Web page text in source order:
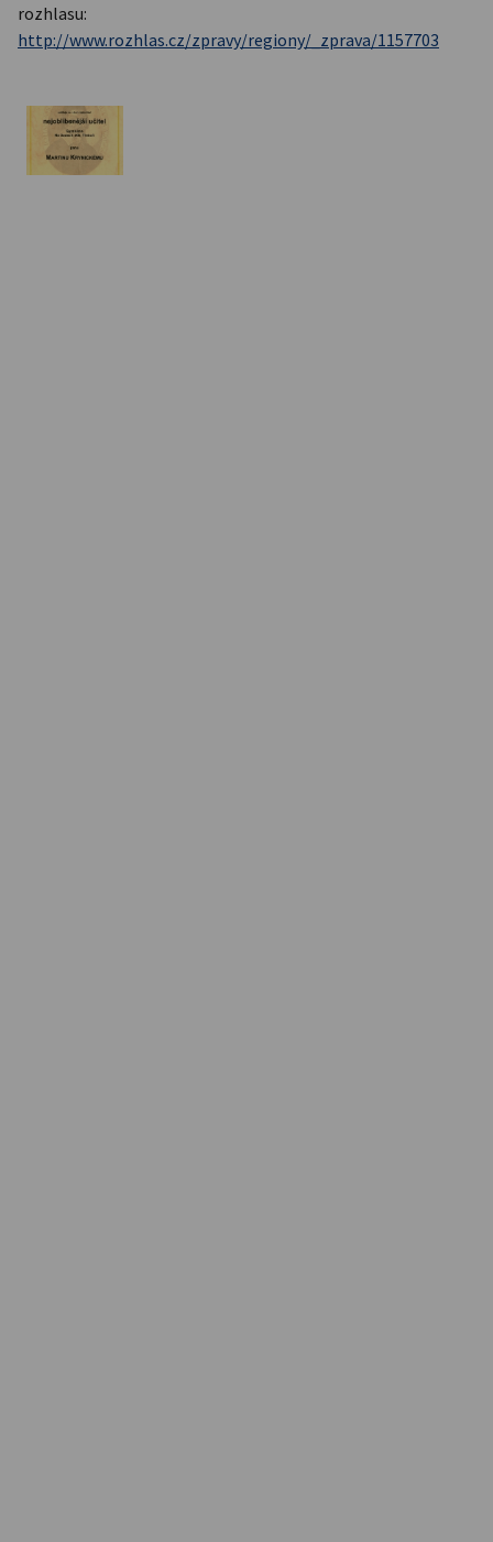
rozhlasu:
http://www.rozhlas.cz/zpravy/regiony/_zprava/1157703